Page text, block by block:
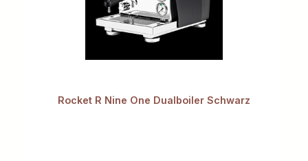
Rocket R Nine One Dualboiler Schwarz